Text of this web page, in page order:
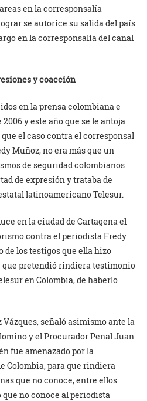
en la corresponsalía
se autorice su salida del país
en la corresponsalía del canal
y coacción
en la prensa colombiana e
y este año que se le antoja
el caso contra el corresponsal
Muñoz, no era más que un
de seguridad colombianos
de expresión y trataba de
latinoamericano Telesur.
en la ciudad de Cartagena el
contra el periodista Fredy
de los testigos que ella hizo
que pretendió rindiera testimonio
en Colombia, de haberlo
señaló asimismo ante la
y el Procurador Penal Juan
fue amenazado por la
Colombia, para que rindiera
que no conoce, entre ellos
no conoce al periodista